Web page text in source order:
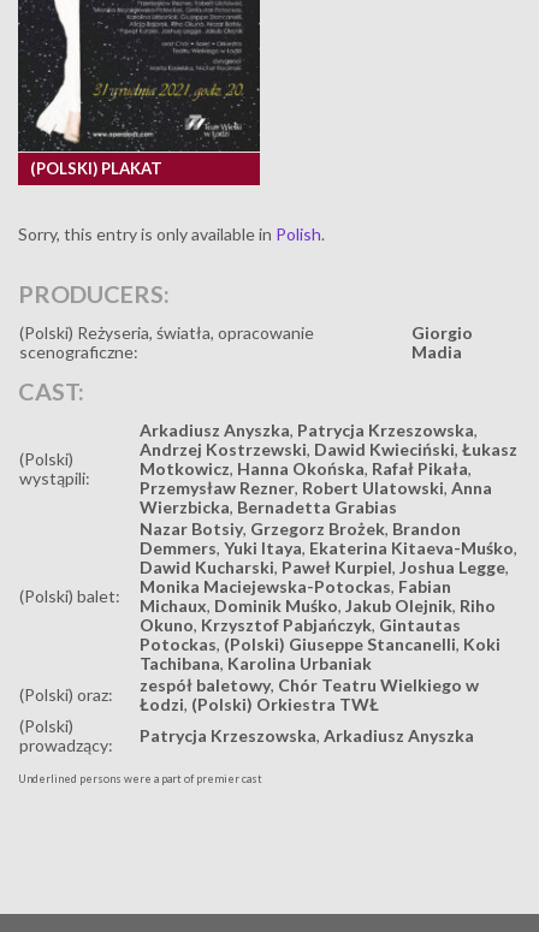
(POLSKI) PLAKAT
Sorry, this entry is only available in Polish.
PRODUCERS:
(Polski) Reżyseria, światła, opracowanie
scenograficzne:
Giorgio
Madia
CAST:
(Polski)
wystąpili:
Arkadiusz Anyszka, Patrycja Krzeszowska,
Andrzej Kostrzewski, Dawid Kwieciński, Łukasz
Motkowicz, Hanna Okońska, Rafał Pikała,
Przemysław Rezner, Robert Ulatowski, Anna
Wierzbicka, Bernadetta Grabias
(Polski) balet:
Nazar Botsiy, Grzegorz Brożek, Brandon
Demmers, Yuki Itaya, Ekaterina Kitaeva-Muśko,
Dawid Kucharski, Paweł Kurpiel, Joshua Legge,
Monika Maciejewska-Potockas, Fabian
Michaux, Dominik Muśko, Jakub Olejnik, Riho
Okuno, Krzysztof Pabjańczyk, Gintautas
Potockas, (Polski) Giuseppe Stancanelli, Koki
Tachibana, Karolina Urbaniak
(Polski) oraz:
zespół baletowy, Chór Teatru Wielkiego w
Łodzi, (Polski) Orkiestra TWŁ
(Polski)
prowadzący:
Patrycja Krzeszowska, Arkadiusz Anyszka
Underlined persons were a part of premier cast